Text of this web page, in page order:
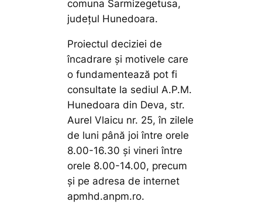
comuna Sarmizegetusa,
județul Hunedoara.
Proiectul deciziei de
încadrare și motivele care
o fundamentează pot fi
consultate la sediul A.P.M.
Hunedoara din Deva, str.
Aurel Vlaicu nr. 25, în zilele
de luni până joi între orele
8.00-16.30 și vineri între
orele 8.00-14.00, precum
și pe adresa de internet
apmhd.anpm.ro.